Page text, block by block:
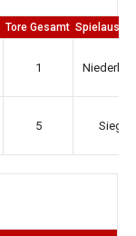
Tore Gesamt
1
5 Sieg